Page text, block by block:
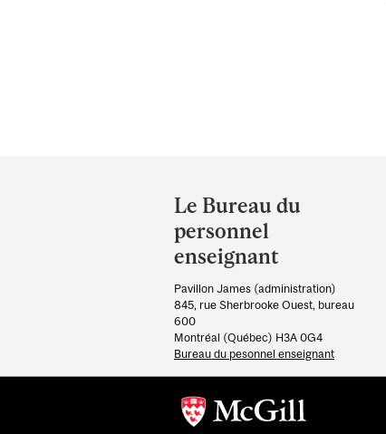
and
University
Information
Le Bureau du
personnel
enseignant
Pavillon James (administration)
845, rue Sherbrooke Ouest, bureau
600
Montréal (Québec) H3A 0G4
Bureau du pesonnel enseignant